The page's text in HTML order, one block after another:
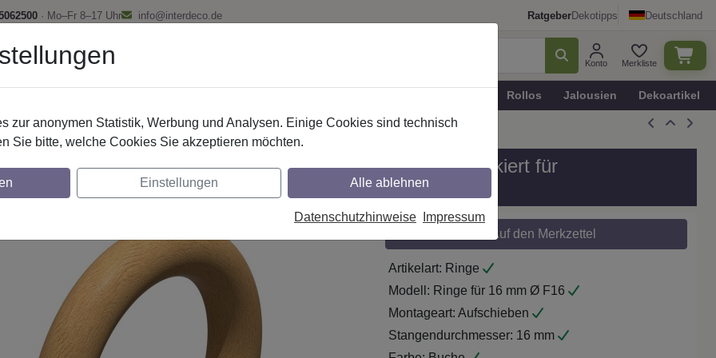
· Mo–Fr 8–17 Uhr info@interdeco.de RatgeberDekotipps Deutschland
Konto Merkliste
Rollos Jalousien Dekoartikel
Gardinenstangen Gardinenstangen-Zubehör
mit Faltenhaken, Typ F16 aus Holz in Buche lackiert für
16 mm Ø
Auf den Merkzettel
Artikelart: Ringe
Modell: Ringe für 16 mm Ø F16
Montageart: Aufschieben
Stangendurchmesser: 16 mm
zur anonymen Statistik, Werbung und Analysen. Einige Cookies sind technisch
Sie bitte, welche Cookies Sie akzeptieren möchten.
Einstellungen Alle ablehnen
Datenschutzhinweise Impressum